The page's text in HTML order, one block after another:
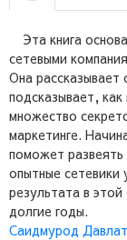
Эта книга
сетевыми
Она рассказывает
подсказывает,
множество
маркетинге.
поможет
опытные
результата в
долгие годы.
Саидмурод